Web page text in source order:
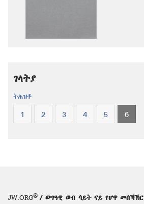
ገላትያ
ትሕዝቶ
1 2 3 4 5 6
JW.ORG® / ወግዓዊ ወብ ሳይት ናይ የሆዋ መሰኻኽር